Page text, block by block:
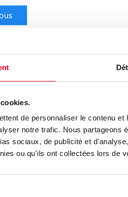
de personnaliser le contenu
notre trafic. Nous partageons
sociaux, de publicité et
ou qu'ils ont collectées lors de
Suivez-nous
Vanomobil
et la vie privée
Site préféré: